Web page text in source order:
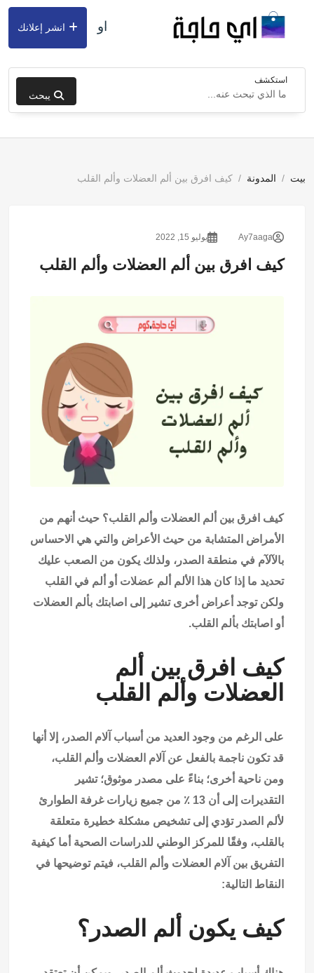
استكشف
يبحث
او انشر إعلانك
بيت المدونة كيف افرق بين ألم العضلات وألم القلب
Ay7aaga يوليو 15, 2022
كيف افرق بين ألم العضلات وألم القلب
كيف افرق بين ألم العضلات وألم القلب؟ حيث أنهم من
الأمراض المتشابة من حيث الأعراض والتي هي الاحساس
بالآلآم في منطقة الصدر، ولذلك يكون من الصعب عليك
تحديد ما إذا كان هذا الألم ألم عضلات أو ألم في القلب
ولكن توجد أعراض أخرى تشير إلى اصابتك بألم العضلات
أو اصابتك بألم القلب.
كيف افرق بين ألم
العضلات وألم القلب
على الرغم من وجود العديد من أسباب آلام الصدر، إلا أنها
قد تكون ناجمة بالفعل عن آلام العضلات وألم القلب،
ومن ناحية أخرى؛ بناءً على مصدر موثوق؛ تشير
التقديرات إلى أن 13 ٪ من جميع زيارات غرفة الطوارئ
لألم الصدر تؤدي إلى تشخيص مشكلة خطيرة متعلقة
بالقلب، وفقًا للمركز الوطني للدراسات الصحية أما كيفية
التفريق بين آلام العضلات وألم القلب، فيتم توضيحها في
النقاط التالية:
كيف يكون ألم الصدر؟